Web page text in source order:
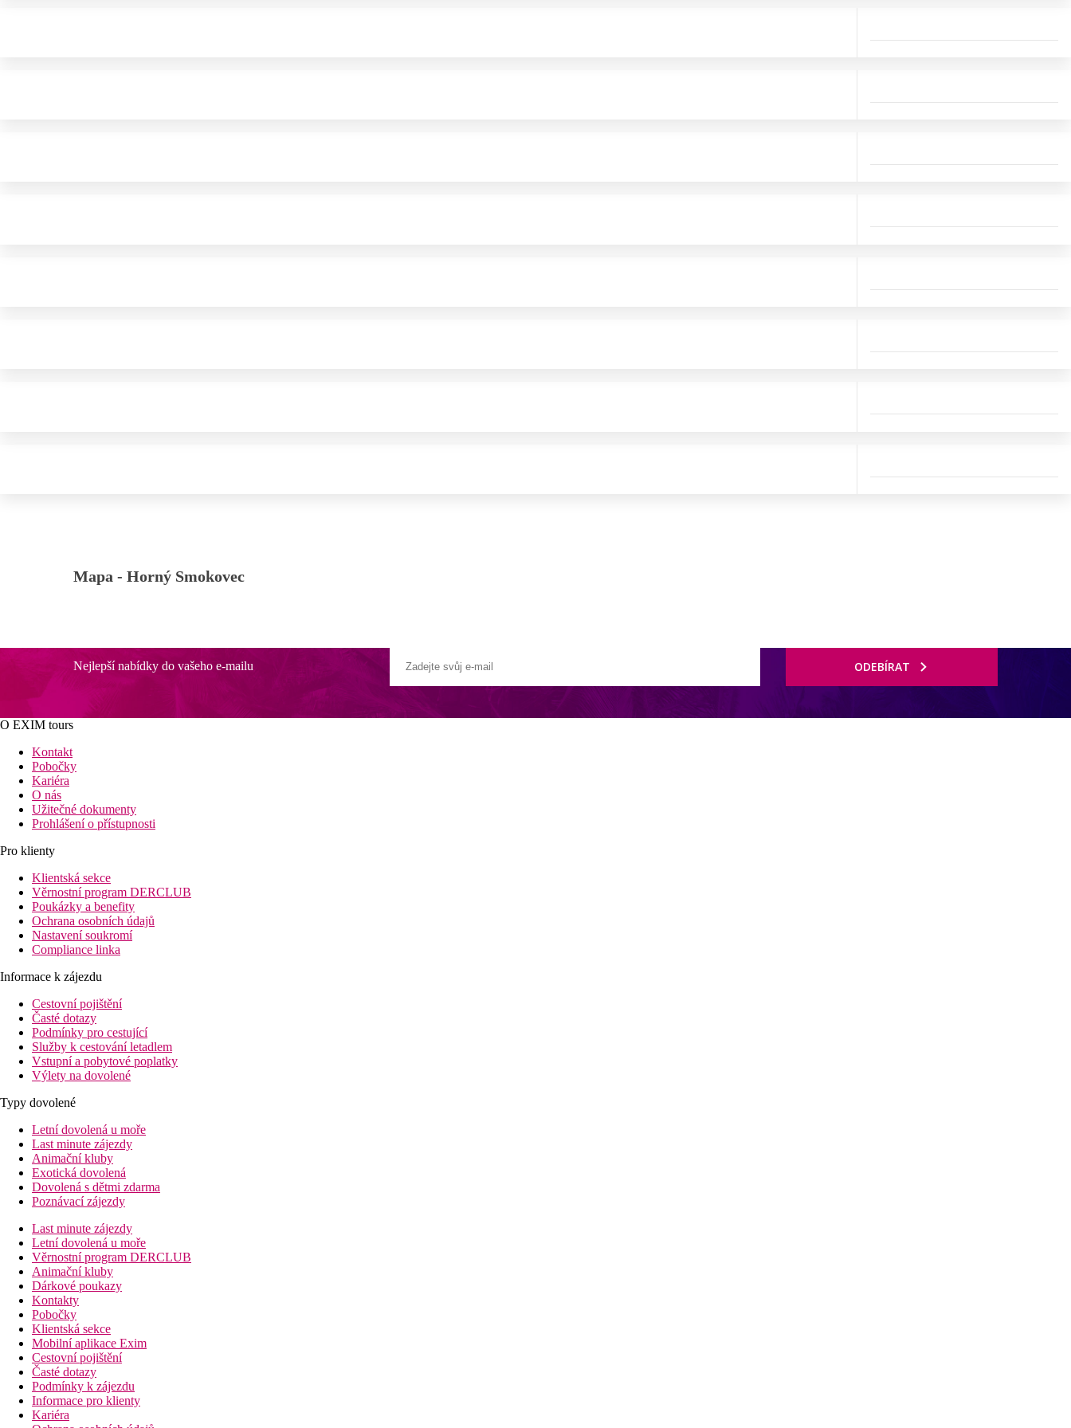
Mapa - Horný Smokovec
Nejlepší nabídky do vašeho e-mailu ODEBÍRAT
O EXIM tours
Kontakt
Pobočky
Kariéra
O nás
Užitečné dokumenty
Prohlášení o přístupnosti
Pro klienty
Klientská sekce
Věrnostní program DERCLUB
Poukázky a benefity
Ochrana osobních údajů
Nastavení soukromí
Compliance linka
Informace k zájezdu
Cestovní pojištění
Časté dotazy
Podmínky pro cestující
Služby k cestování letadlem
Vstupní a pobytové poplatky
Výlety na dovolené
Typy dovolené
Letní dovolená u moře
Last minute zájezdy
Animační kluby
Exotická dovolená
Dovolená s dětmi zdarma
Poznávací zájezdy
Last minute zájezdy
Letní dovolená u moře
Věrnostní program DERCLUB
Animační kluby
Dárkové poukazy
Kontakty
Pobočky
Klientská sekce
Mobilní aplikace Exim
Cestovní pojištění
Časté dotazy
Podmínky k zájezdu
Informace pro klienty
Kariéra